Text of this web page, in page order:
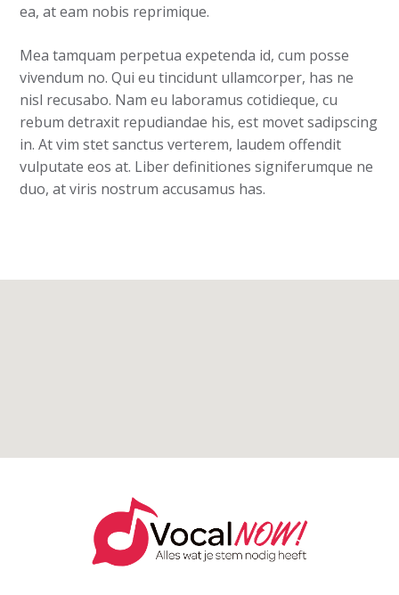
ea, at eam nobis reprimique.
Mea tamquam perpetua expetenda id, cum posse
vivendum no. Qui eu tincidunt ullamcorper, has ne
nisl recusabo. Nam eu laboramus cotidieque, cu
rebum detraxit repudiandae his, est movet sadipscing
in. At vim stet sanctus verterem, laudem offendit
vulputate eos at. Liber definitiones signiferumque ne
duo, at viris nostrum accusamus has.